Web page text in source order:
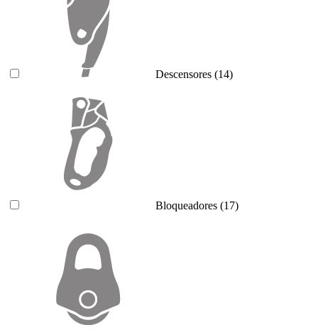
Descensores (14)
Bloqueadores (17)